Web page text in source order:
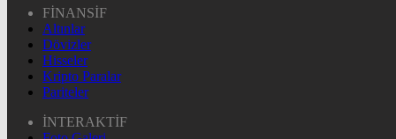
FİNANSİF
Altınlar
Dövizler
Hisseler
Kripto Paralar
Pariteler
İNTERAKTİF